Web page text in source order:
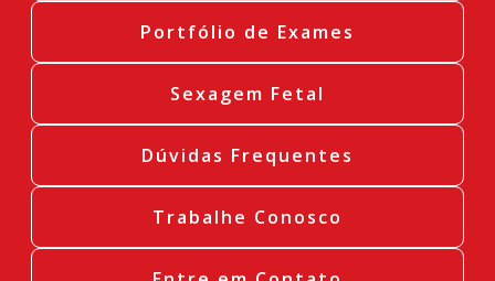
Portfólio de Exames
Sexagem Fetal
Dúvidas Frequentes
Trabalhe Conosco